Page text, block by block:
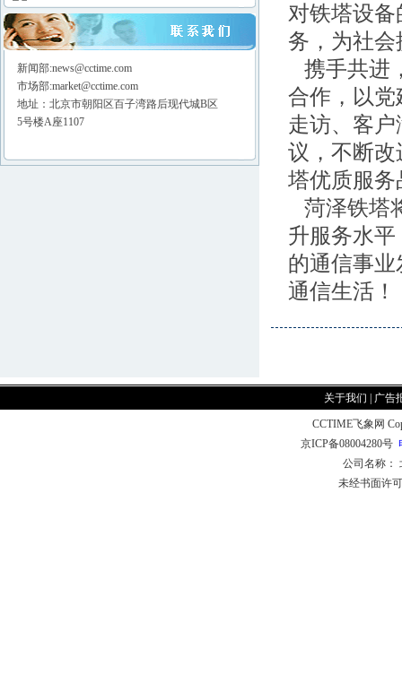
新闻部:news@cctime.com
市场部:market@cctime.com
地址：北京市朝阳区百子湾路后现代城B区
5号楼A座1107
对铁塔设
务，为社
携手共进
合作，以
走访、客
议，不断
塔优质服
菏泽铁塔
升服务水
的通信事
通信生活！
关于我们 广告
CCTIME飞象网
京ICP备08004280号
公司名称：
未经书面许